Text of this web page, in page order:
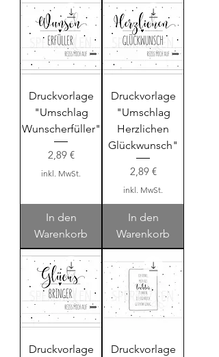
Druckvorlage
"Umschlag
Wunscherfüller"
Preis
2,89 €
inkl. MwSt.
In den
Warenkorb
Druckvorlage
"Umschlag
Herzlichen
Glückwunsch"
Preis
2,89 €
inkl. MwSt.
In den
Warenkorb
Druckvorlage
Druckvorlage